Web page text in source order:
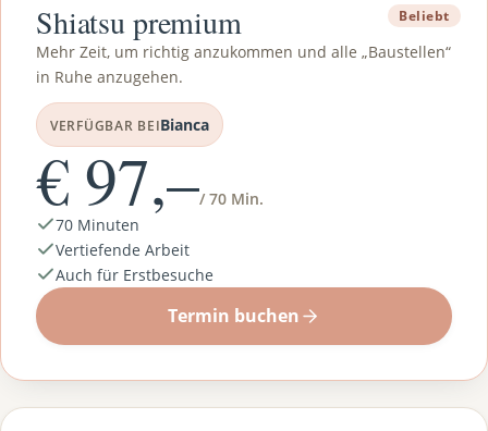
Beliebt
Shiatsu premium
Mehr Zeit, um richtig anzukommen und alle „Baustellen“
in Ruhe anzugehen.
VERFÜGBAR BEIBianca
€ 97,–/ 70 Min.
70 Minuten
Vertiefende Arbeit
Auch für Erstbesuche
Termin buchen